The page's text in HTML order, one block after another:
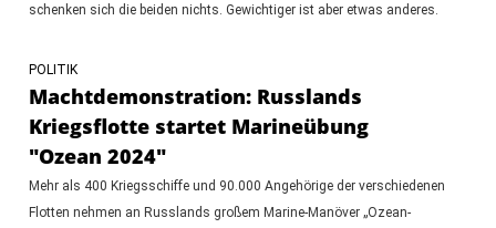
schenken sich die beiden nichts. Gewichtiger ist aber etwas anderes.
POLITIK
Machtdemonstration: Russlands
Kriegsflotte startet Marineübung
"Ozean 2024"
Mehr als 400 Kriegsschiffe und 90.000 Angehörige der verschiedenen
Flotten nehmen an Russlands großem Marine-Manöver „Ozean-